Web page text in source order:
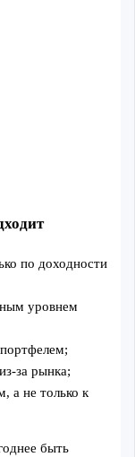
по доходности
уровнем
за рынка;
а не только к
быть